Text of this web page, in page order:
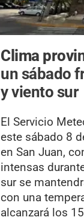
Clima
un sábado
y viento sur
El Servicio
este sábado 8
en San Juan,
intensas
sur se
con una
alcanzará los